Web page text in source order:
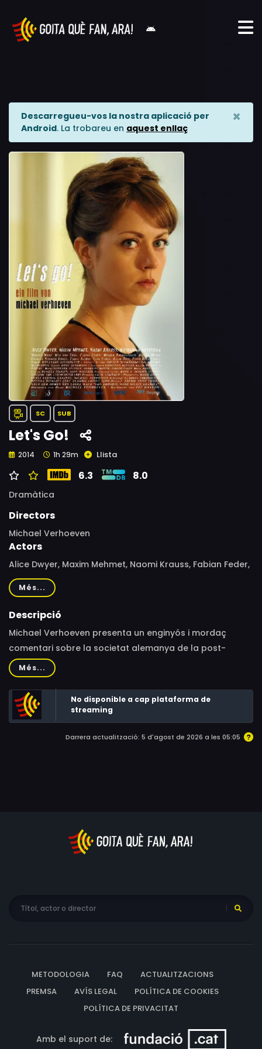
Descarregueu-vos la nostra aplicació per
Android. La trobareu en aquest enllaç
×
SC SUB
Let's Go!
2014 1h 29m Llista
6.3 8.0
Dramàtica
Directors
Michael Verhoeven
Actors
Alice Dwyer, Maxim Mehmet, Naomi Krauss, Fabian Feder,
Monika Manz, Max von Thun, Karin Hanczewski, Milton
Welsh, Lena Stolze, Monika Baumgartner, Marieke
Oeffinger, Christina Hecke, Benedikt Hösl, Sara
Ruscheinsky, Rudy Ruggiero, Julia Niegel, Selma Louise
Cossham, Carrie Getman, Michele Cuciuffo, Lilian
Weckmann, Catalina Navarro Kirner, Benjamin-Lew Klon,
Lorenzo Germeno, Nina Marie Rottmann, William Newton,
Deborah Kios, Jonathan Stolze, Mila-Sophie Stern,
Leonard Wabnitz, Antonia Scherpf, Joshua Krieg, Emily
Ehrenschneider, Katharina Nesytowa, Stella Adorf
Més...
Descripció
Michael Verhoeven presenta un enginyós i mordaç
comentari sobre la societat alemanya de la post-
guerra.
Més...
No disponible a cap plataforma de
streaming
Darrera actualització: 5 d'agost de 2026 a les 05:05
METODOLOGIA FAQ
ACTUALITZACIONS
PREMSA
AVÍS LEGAL
POLÍTICA DE COOKIES
POLÍTICA DE PRIVACITAT
Amb el suport de: